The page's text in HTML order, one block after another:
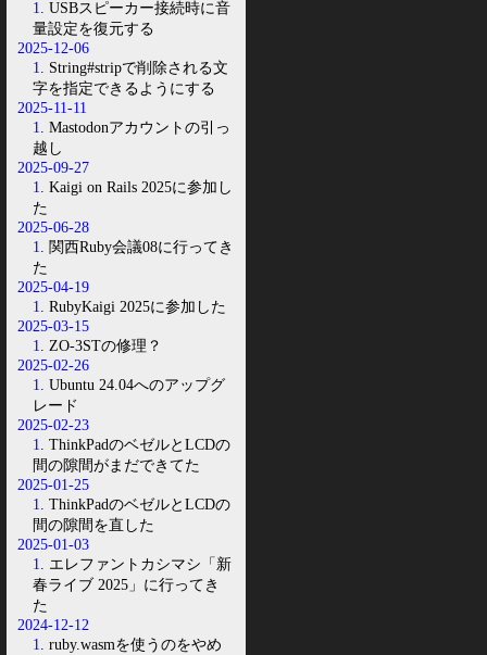
1
. USBスピーカー接続時に音
量設定を復元する
2025-12-06
1
. String#stripで削除される文
字を指定できるようにする
2025-11-11
1
. Mastodonアカウントの引っ
越し
2025-09-27
1
. Kaigi on Rails 2025に参加し
た
2025-06-28
1
. 関西Ruby会議08に行ってき
た
2025-04-19
1
. RubyKaigi 2025に参加した
2025-03-15
1
. ZO-3STの修理？
2025-02-26
1
. Ubuntu 24.04へのアップグ
レード
2025-02-23
1
. ThinkPadのベゼルとLCDの
間の隙間がまだできてた
2025-01-25
1
. ThinkPadのベゼルとLCDの
間の隙間を直した
2025-01-03
1
. エレファントカシマシ「新
春ライブ 2025」に行ってき
た
2024-12-12
1
. ruby.wasmを使うのをやめ